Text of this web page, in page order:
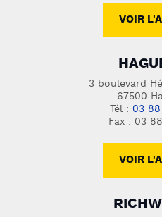
VOIR
3 boulevard
67500
Tél : 03
Fax : 03
VOIR